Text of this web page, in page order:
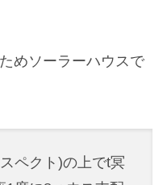
めソーラーハウスで
ペクト)の上でt冥